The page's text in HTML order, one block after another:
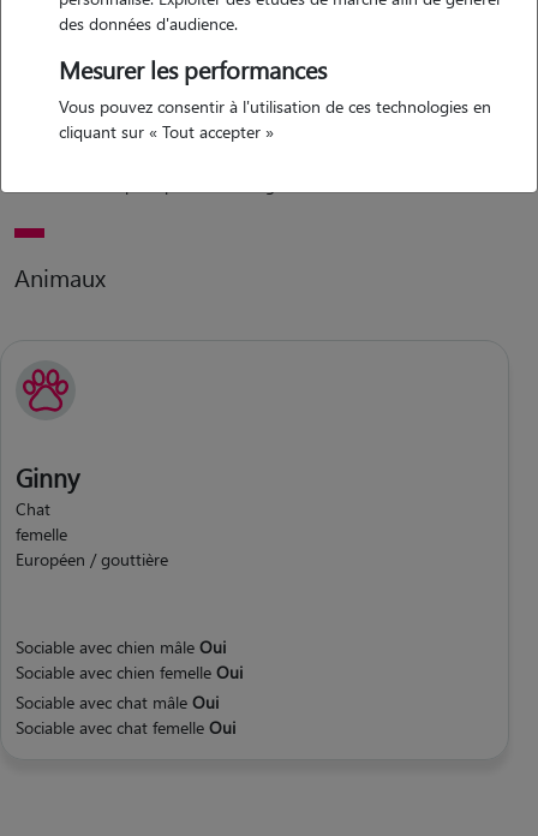
également garder à leur domicile plusieurs animaux que ce soit sur
Animaux
Ginny
Chat
femelle
Européen / gouttière
Sociable avec chien mâle Oui
Sociable avec chien femelle Oui
Sociable avec chat mâle Oui
Sociable avec chat femelle Oui
des données d'audience.
Mesurer les performances
Vous pouvez consentir à l'utilisation de ces technologies en
cliquant sur « Tout accepter »